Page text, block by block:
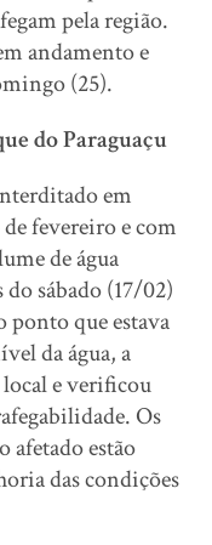
pela região.
andamento e
(25).
do Paraguaçu
em
fevereiro e com
de água
sábado (17/02)
ponto que estava
da água, a
e verificou
Os
afetado estão
das condições